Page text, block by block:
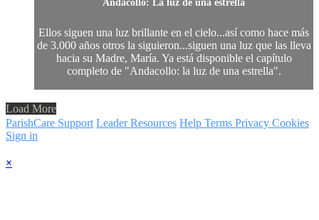
Andacollo: La luz de una estrella
Ellos siguen una luz brillante en el cielo...así como hace más
de 3.000 años otros la siguieron...siguen una luz que las lleva
hacia su Madre, María. Ya está disponible el capítulo
completo de "Andacollo: la luz de una estrella".
Load More
ParishCare Support Leader Resources Help Terms Privacy Cookies
Sign in
×